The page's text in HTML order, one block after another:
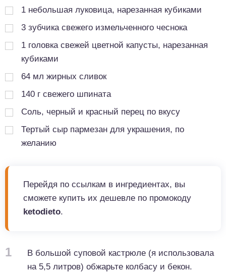
1 небольшая луковица, нарезанная кубиками
3 зубчика свежего измельченного чеснока
1 головка свежей цветной капусты, нарезанная
кубиками
64 мл жирных сливок
140 г свежего шпината
Соль, черный и красный перец по вкусу
Тертый сыр пармезан для украшения, по
желанию
Перейдя по ссылкам в ингредиентах, вы
сможете купить их дешевле по промокоду
ketodieto.
1
В большой суповой кастрюле (я использовала
на 5,5 литров) обжарьте колбасу и бекон.